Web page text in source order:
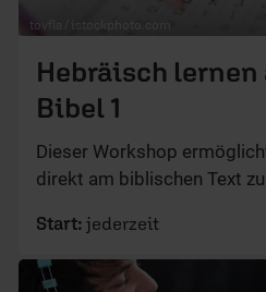
tovfla / istockphoto.com
Hebräisch
Bibel 1
Dieser Workshop
direkt am biblischen Text
Start: jederzeit